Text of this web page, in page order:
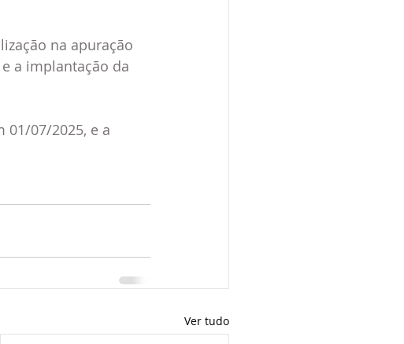
na apuração
a implantação da
01/07/2025, e a
Ver tudo